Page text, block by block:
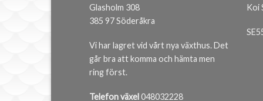
Glasholm 308
385 97 Söderåkra
Vi har lagret vid vårt nya växthus. Det
går bra att komma och hämta men
ring först.
Telefon växel048032228
Koi